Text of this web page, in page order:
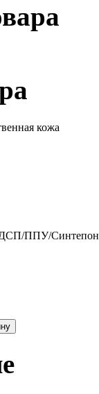
кожа
ДСП/ППУ/